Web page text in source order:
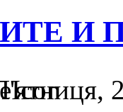
И